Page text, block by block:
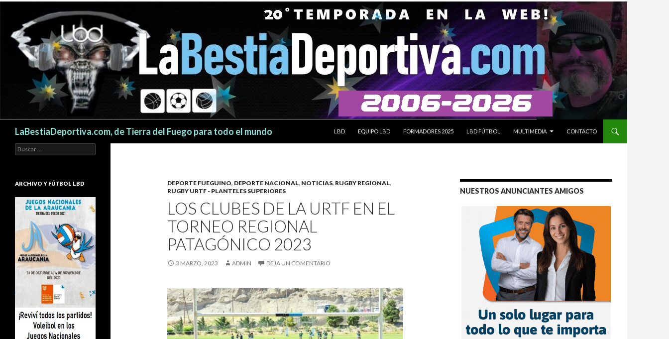
LaBestiaDeportiva.com, de Tierra del Fuego para todo el mundo
LBD
EQUIPO LBD FORMADORES 2025 LBD FÚTBOL MULTIMEDIA CONTACTO
DEPORTE FUEGUINO, DEPORTE NACIONAL, NOTICIAS, RUGBY REGIONAL,
RUGBY URTF - PLANTELES SUPERIORES
LOS CLUBES DE LA URTF EN EL
TORNEO REGIONAL
PATAGÓNICO 2023
3 MARZO, 2023 ADMIN DEJA UN COMENTARIO
NUESTROS ANUNCIANTES AMIGOS
Buscar:
ARCHIVO Y FÚTBOL LBD